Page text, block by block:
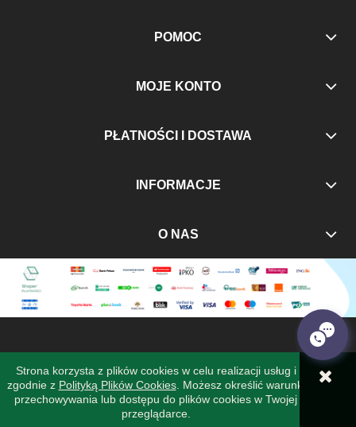
Strona korzysta z plików cookies w celu realizacji usług i
zgodnie z Polityką Plików Cookies. Możesz określić warunki
przechowywania lub dostępu do plików cookies w Twojej
przeglądarce.
POMOC
MOJE KONTO
PŁATNOŚCI I DOSTAWA
INFORMACJE
O NAS
POKAŻ PEŁNĄ WERSJĘ STRONY
Sklep internetowy Shoper Premium